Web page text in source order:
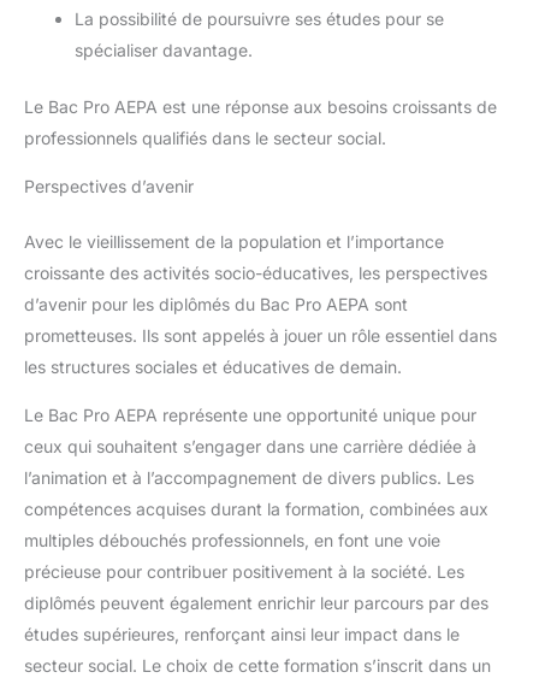
La possibilité de poursuivre ses études pour se
spécialiser davantage.
Le Bac Pro AEPA est une réponse aux besoins croissants de
professionnels qualifiés dans le secteur social.
Perspectives d’avenir
Avec le vieillissement de la population et l’importance
croissante des activités socio-éducatives, les perspectives
d’avenir pour les diplômés du Bac Pro AEPA sont
prometteuses. Ils sont appelés à jouer un rôle essentiel dans
les structures sociales et éducatives de demain.
Le Bac Pro AEPA représente une opportunité unique pour
ceux qui souhaitent s’engager dans une carrière dédiée à
l’animation et à l’accompagnement de divers publics. Les
compétences acquises durant la formation, combinées aux
multiples débouchés professionnels, en font une voie
précieuse pour contribuer positivement à la société. Les
diplômés peuvent également enrichir leur parcours par des
études supérieures, renforçant ainsi leur impact dans le
secteur social. Le choix de cette formation s’inscrit dans un